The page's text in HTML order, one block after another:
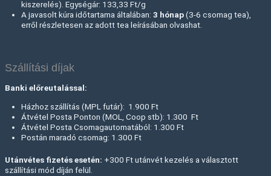
kiszerelés). Egységár: 133,33 Ft/g
A javasolt kúra időtartama általában: 3 hónap(3-6 csomag tea),
erről részletesen az adott tea leírásában olvashat.
Szállítási díjak
Banki előreutalással:
Házhoz szállítás (MPL futár): 1.900 Ft
Átvétel Posta Ponton (MOL, Coop stb): 1.300 Ft
Átvétel Posta Csomagautomatából: 1.300 Ft
Postán maradó csomag: 1.300 Ft
Utánvétes fizetés esetén: +300 Ft utánvét kezelés a választott
szállítási mód díján felül.